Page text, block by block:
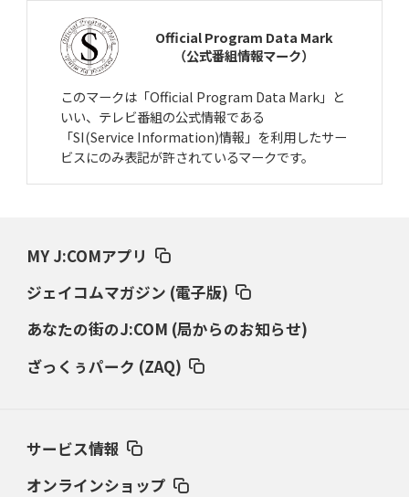
Official Program Data Mark
（公式番組情報マーク）
このマークは「Official Program Data Mark」と
いい、テレビ番組の公式情報である
「SI(Service Information)情報」を利用したサー
ビスにのみ表記が許されているマークです。
MY J:COMアプリ
ジェイコムマガジン (電子版)
あなたの街のJ:COM (局からのお知らせ)
ざっくぅパーク (ZAQ)
サービス情報
オンラインショップ